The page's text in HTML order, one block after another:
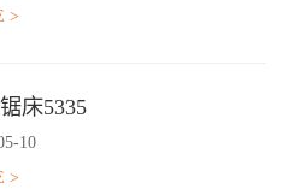
>
床5335
-10
>